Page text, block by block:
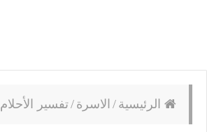
الرئيسية / الاسرة /تفسير الأحلام